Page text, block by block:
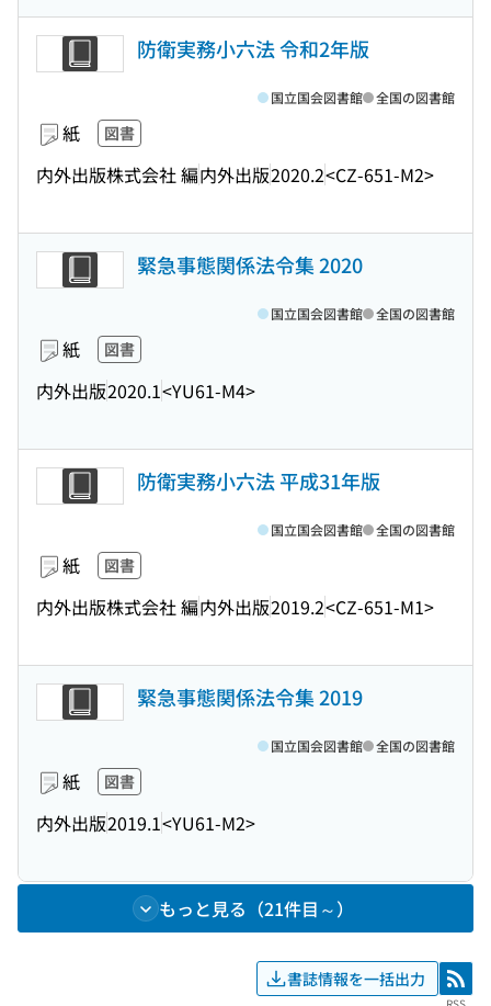
防衛実務小六法 令和2年版
紙 図書
内外出版株式会社 編内外出版2020.2<CZ-651-M2>
国立国会図書館 全国の図書館
緊急事態関係法令集 2020
紙 図書
内外出版2020.1<YU61-M4>
国立国会図書館 全国の図書館
防衛実務小六法 平成31年版
紙 図書
内外出版株式会社 編内外出版2019.2<CZ-651-M1>
国立国会図書館 全国の図書館
緊急事態関係法令集 2019
紙 図書
内外出版2019.1<YU61-M2>
国立国会図書館 全国の図書館
もっと見る（21件目～）
書誌情報を一括出力 RSS